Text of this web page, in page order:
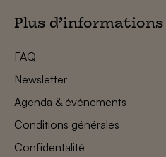
Plus d’informations
FAQ
Newsletter
Agenda & événements
Conditions générales
Confidentalité